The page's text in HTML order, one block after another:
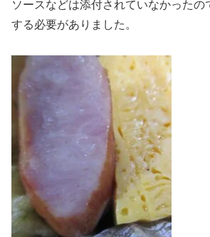
ソースなどは添付されていなかったの
する必要がありました。